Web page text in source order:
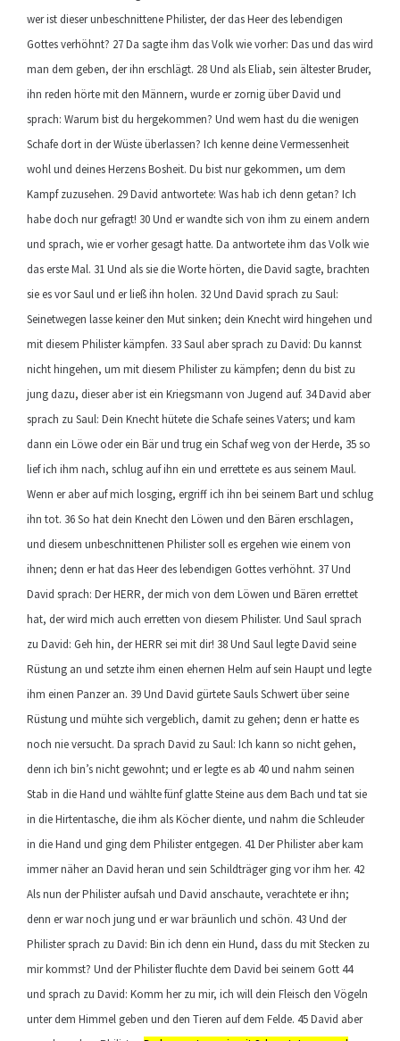
wer ist dieser unbeschnittene Philister, der das Heer des lebendigen
Gottes verhöhnt? 27 Da sagte ihm das Volk wie vorher: Das und das wird
man dem geben, der ihn erschlägt. 28 Und als Eliab, sein ältester Bruder,
ihn reden hörte mit den Männern, wurde er zornig über David und
sprach: Warum bist du hergekommen? Und wem hast du die wenigen
Schafe dort in der Wüste überlassen? Ich kenne deine Vermessenheit
wohl und deines Herzens Bosheit. Du bist nur gekommen, um dem
Kampf zuzusehen. 29 David antwortete: Was hab ich denn getan? Ich
habe doch nur gefragt! 30 Und er wandte sich von ihm zu einem andern
und sprach, wie er vorher gesagt hatte. Da antwortete ihm das Volk wie
das erste Mal. 31 Und als sie die Worte hörten, die David sagte, brachten
sie es vor Saul und er ließ ihn holen. 32 Und David sprach zu Saul:
Seinetwegen lasse keiner den Mut sinken; dein Knecht wird hingehen und
mit diesem Philister kämpfen. 33 Saul aber sprach zu David: Du kannst
nicht hingehen, um mit diesem Philister zu kämpfen; denn du bist zu
jung dazu, dieser aber ist ein Kriegsmann von Jugend auf. 34 David aber
sprach zu Saul: Dein Knecht hütete die Schafe seines Vaters; und kam
dann ein Löwe oder ein Bär und trug ein Schaf weg von der Herde, 35 so
lief ich ihm nach, schlug auf ihn ein und errettete es aus seinem Maul.
Wenn er aber auf mich losging, ergriff ich ihn bei seinem Bart und schlug
ihn tot. 36 So hat dein Knecht den Löwen und den Bären erschlagen,
und diesem unbeschnittenen Philister soll es ergehen wie einem von
ihnen; denn er hat das Heer des lebendigen Gottes verhöhnt. 37 Und
David sprach: Der HERR, der mich von dem Löwen und Bären errettet
hat, der wird mich auch erretten von diesem Philister. Und Saul sprach
zu David: Geh hin, der HERR sei mit dir! 38 Und Saul legte David seine
Rüstung an und setzte ihm einen ehernen Helm auf sein Haupt und legte
ihm einen Panzer an. 39 Und David gürtete Sauls Schwert über seine
Rüstung und mühte sich vergeblich, damit zu gehen; denn er hatte es
noch nie versucht. Da sprach David zu Saul: Ich kann so nicht gehen,
denn ich bin’s nicht gewohnt; und er legte es ab 40 und nahm seinen
Stab in die Hand und wählte fünf glatte Steine aus dem Bach und tat sie
in die Hirtentasche, die ihm als Köcher diente, und nahm die Schleuder
in die Hand und ging dem Philister entgegen. 41 Der Philister aber kam
immer näher an David heran und sein Schildträger ging vor ihm her. 42
Als nun der Philister aufsah und David anschaute, verachtete er ihn;
denn er war noch jung und er war bräunlich und schön. 43 Und der
Philister sprach zu David: Bin ich denn ein Hund, dass du mit Stecken zu
mir kommst? Und der Philister fluchte dem David bei seinem Gott 44
und sprach zu David: Komm her zu mir, ich will dein Fleisch den Vögeln
unter dem Himmel geben und den Tieren auf dem Felde. 45 David aber